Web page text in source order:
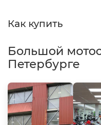
Как купить
Большой
Петербурге